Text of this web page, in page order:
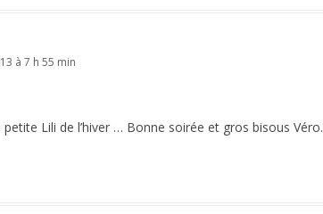
à 7 h 55 min
petite Lili de l’hiver … Bonne soirée et gros bisous Véro.